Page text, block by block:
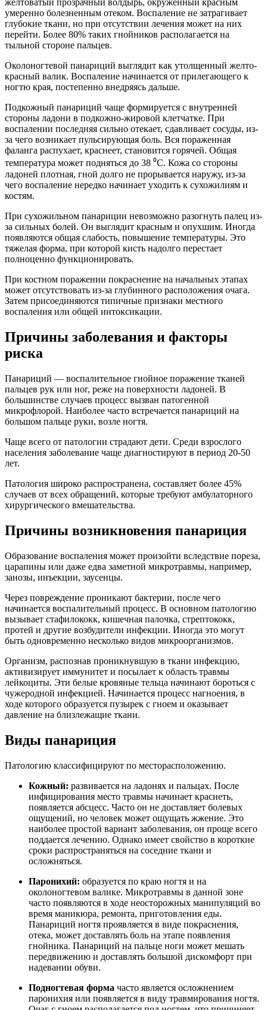
желтоватый прозрачный волдырь, окруженный красным
умеренно болезненным отеком. Воспаление не затрагивает
глубокие ткани, но при отсутствии лечения может на них
перейти. Более 80% таких гнойников располагается на
тыльной стороне пальцев.
Околоногтевой панариций выглядит как утолщенный желто-
красный валик. Воспаление начинается от прилегающего к
ногтю края, постепенно внедряясь дальше.
Подкожный панариций чаще формируется с внутренней
стороны ладони в подкожно-жировой клетчатке. При
воспалении последняя сильно отекает, сдавливает сосуды, из-
за чего возникает пульсирующая боль. Вся пораженная
фаланга распухает, краснеет, становится горячей. Общая
температура может подняться до 38 ⁰С. Кожа со стороны
ладоней плотная, гной долго не прорывается наружу, из-за
чего воспаление нередко начинает уходить к сухожилиям и
костям.
При сухожильном панариции невозможно разогнуть палец из-
за сильных болей. Он выглядит красным и опухшим. Иногда
появляются общая слабость, повышение температуры. Это
тяжелая форма, при которой кисть надолго перестает
полноценно функционировать.
При костном поражении покраснение на начальных этапах
может отсутствовать из-за глубинного расположения очага.
Затем присоединяются типичные признаки местного
воспаления или общей интоксикации.
Причины заболевания и факторы
риска
Панариций — воспалительное гнойное поражение тканей
пальцев рук или ног, реже на поверхности ладоней. В
большинстве случаев процесс вызван патогенной
микрофлорой. Наиболее часто встречается панариций на
большом пальце руки, возле ногтя.
Чаще всего от патологии страдают дети. Среди взрослого
населения заболевание чаще диагностируют в период 20-50
лет.
Патология широко распространена, составляет более 45%
случаев от всех обращений, которые требуют амбулаторного
хирургического вмешательства.
Причины возникновения панариция
Образование воспаления может произойти вследствие пореза,
царапины или даже едва заметной микротравмы, например,
занозы, инъекции, заусенцы.
Через повреждение проникают бактерии, после чего
начинается воспалительный процесс. В основном патологию
вызывает стафилококк, кишечная палочка, стрептококк,
протей и другие возбудители инфекции. Иногда это могут
быть одновременно несколько видов микроорганизмов.
Организм, распознав проникнувшую в ткани инфекцию,
активизирует иммунитет и посылает к область травмы
лейкоциты. Эти белые кровяные тельца начинают бороться с
чужеродной инфекцией. Начинается процесс нагноения, в
ходе которого образуется пузырек с гноем и оказывает
давление на близлежащие ткани.
Виды панариция
Патологию классифицируют по месторасположению.
Кожный: развивается на ладонях и пальцах. После
инфицирования место травмы начинает краснеть,
появляется абсцесс. Часто он не доставляет болевых
ощущений, но человек может ощущать жжение. Это
наиболее простой вариант заболевания, он проще всего
поддается лечению. Однако имеет свойство в короткие
сроки распространяться на соседние ткани и
осложняться.
Паронихий: образуется по краю ногтя и на
околоногтевом валике. Микротравмы в данной зоне
часто появляются в ходе неосторожных манипуляций во
время маникюра, ремонта, приготовления еды.
Панариций ногтя проявляется в виде покраснения,
отека, может доставлять боль на этапе появления
гнойника. Панариций на пальце ноги может мешать
передвижению и доставлять большой дискомфорт при
надевании обуви.
Подногтевая форма часто является осложнением
паронихия или появляется в виду травмирования ногтя.